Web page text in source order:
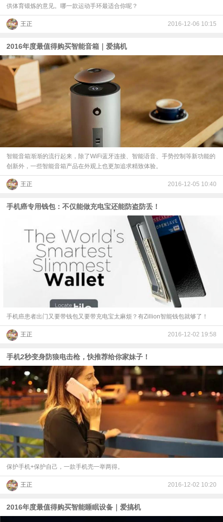
供体育锻炼的意见。哪一款运动手环最适合你呢？
王正 2016-12-06 10:15
2016年度最值得购买智能音箱｜爱搞机
智能音箱渐渐的流行起来，除了WiFi蓝牙连接、智能语音、手势控制等新功能的
创新外，一些智能音箱产品在外观上也更加追求精致体验。
王正 2016-12-05 10:40
手机癌专用钱包：不仅能做充电宝还能防盗防丢！
手机癌患者出门又要带钱包又要带充电宝太麻烦？有Zillion智能钱包就够了！
王正 2016-12-02 19:58
手机2秒变身防狼电击枪，快推荐给你家妹子！
保护手机+保护自己，一款手机壳一举两得。
王正 2016-12-02 10:20
2016年度最值得购买智能睡眠设备｜爱搞机